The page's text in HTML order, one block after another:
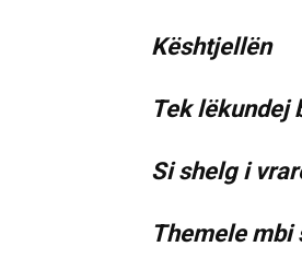
Kështjellën
Tek lëkundej
Si shelg i
Themele